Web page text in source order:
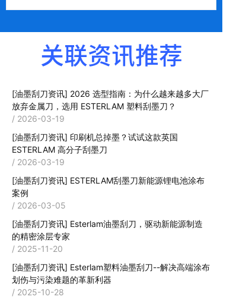
关联资讯推荐
[油墨刮刀资讯]
放弃金属刀，选用 ESTERLAM 塑料刮墨刀？
/ 2026-03-19
[油墨刮刀资讯]
ESTERLAM 高分子刮墨刀
/ 2026-03-19
[油墨刮刀资讯]
案例
/ 2026-03-05
[油墨刮刀资讯]
的精密涂层专家
/ 2025-11-20
[油墨刮刀资讯]
划伤与污染难题的革新利器
/ 2025-10-28